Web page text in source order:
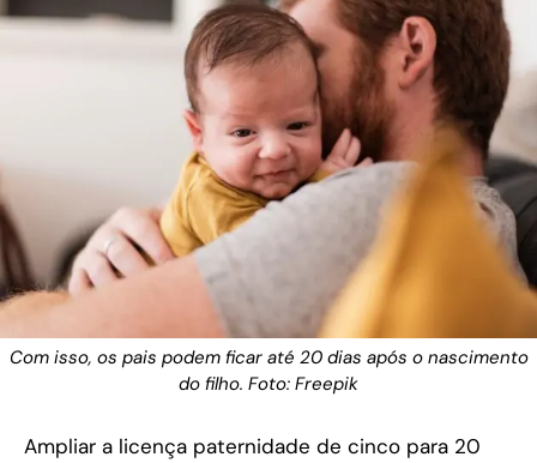
Com isso, os pais podem ficar até 20 dias após o nascimento
do filho. Foto: Freepik
Ampliar a licença paternidade de cinco para 20